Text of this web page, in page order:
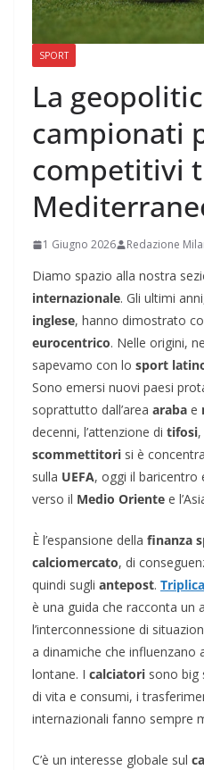
SPORT
La
campionati
competitivi
1 Giugno 2026 Redazione
Diamo spazio alla nostra
internazionale. Gli ultimi
inglese, hanno dimostrato
eurocentrico. Nelle origini,
sapevamo con lo sport
Sono emersi nuovi paesi
soprattutto dall’area araba e
decenni, l’attenzione di tifosi,
scommettitori si è
sulla UEFA, oggi il baricentro
verso il Medio Oriente e
È l’espansione della finanza
calciomercato, di
quindi sugli antepost.
è una guida che racconta un
l’interconnessione di
a dinamiche che influenzano
lontane. I calciatori sono big
di vita e consumi, i
internazionali fanno sempre
C’è un interesse globale sul